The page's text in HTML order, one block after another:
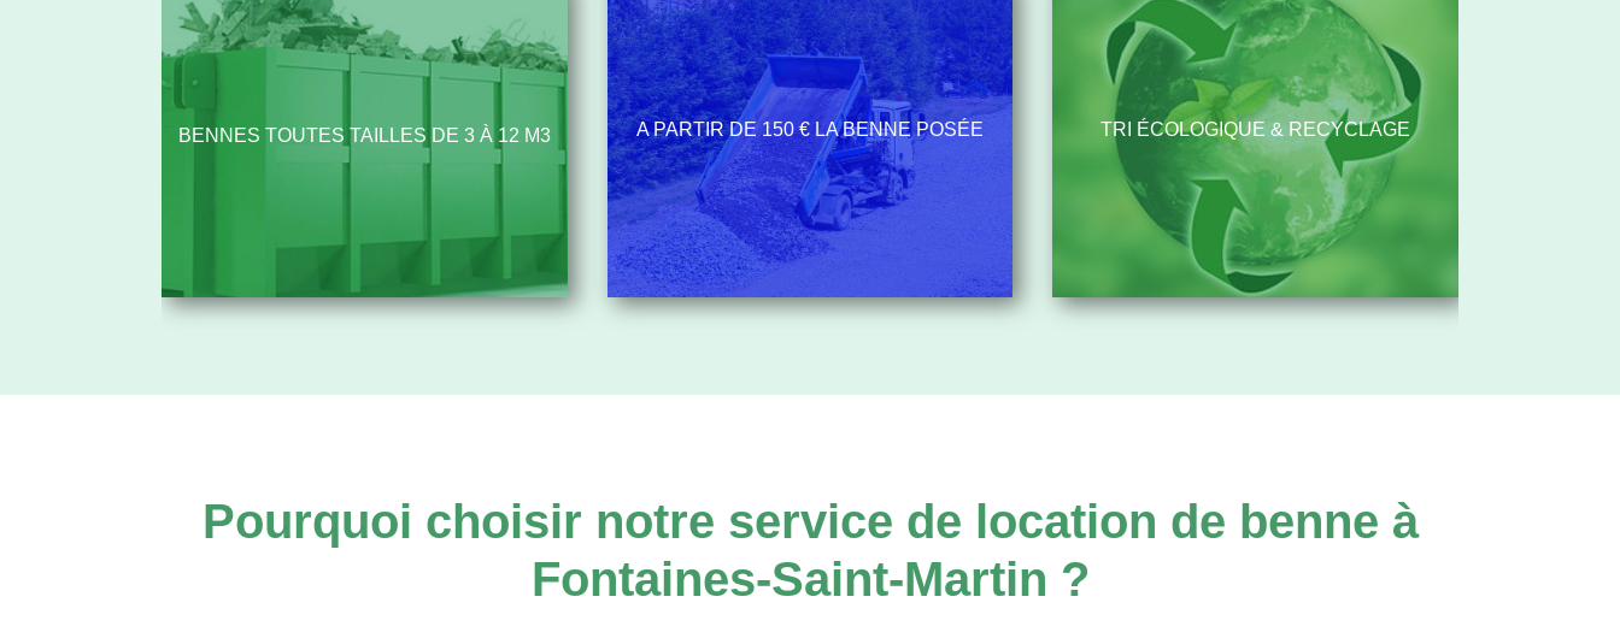
BENNES TOUTES TAILLES DE 3 À 12 M3 A PARTIR DE 150 € LA BENNE POSÉE TRI ÉCOLOGIQUE & RECYCLAGE
Pourquoi choisir notre service de location de benne à
Fontaines-Saint-Martin ?